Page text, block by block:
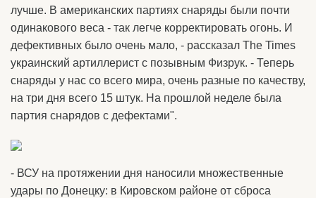
лучше. В американских партиях снаряды были почти
одинакового веса - так легче корректировать огонь. И
дефективных было очень мало, - рассказал The Times
украинский артиллерист с позывным Физрук. - Теперь
снаряды у нас со всего мира, очень разные по качеству,
на три дня всего 15 штук. На прошлой неделе была
партия снарядов с дефектами".
- ВСУ на протяжении дня наносили множественные
удары по Донецку: в Кировском районе от сброса